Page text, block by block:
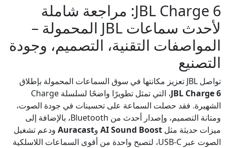
JBL Charge 6: مراجعة شاملة
لأحدث سماعات JBL المحمولة –
المواصفات التقنية، التصميم، وجودة
التصنيع
تواصل JBL تعزيز مكانتها في سوق السماعات المحمولة بإطلاق
JBL Charge 6
، التي تمثل تطويرًا واضحًا لسلسلة Charge
الشهيرة. فقد حصلت السماعة على تحسينات في جودة الصوت،
ومتانة التصميم، وإصدار أحدث من Bluetooth، بالإضافة إلى
ميزات حديثة مثل AI Sound Boost وAuracast ودعم تشغيل
الصوت عبر USB-C، لتصبح واحدة من أقوى السماعات اللاسلكية